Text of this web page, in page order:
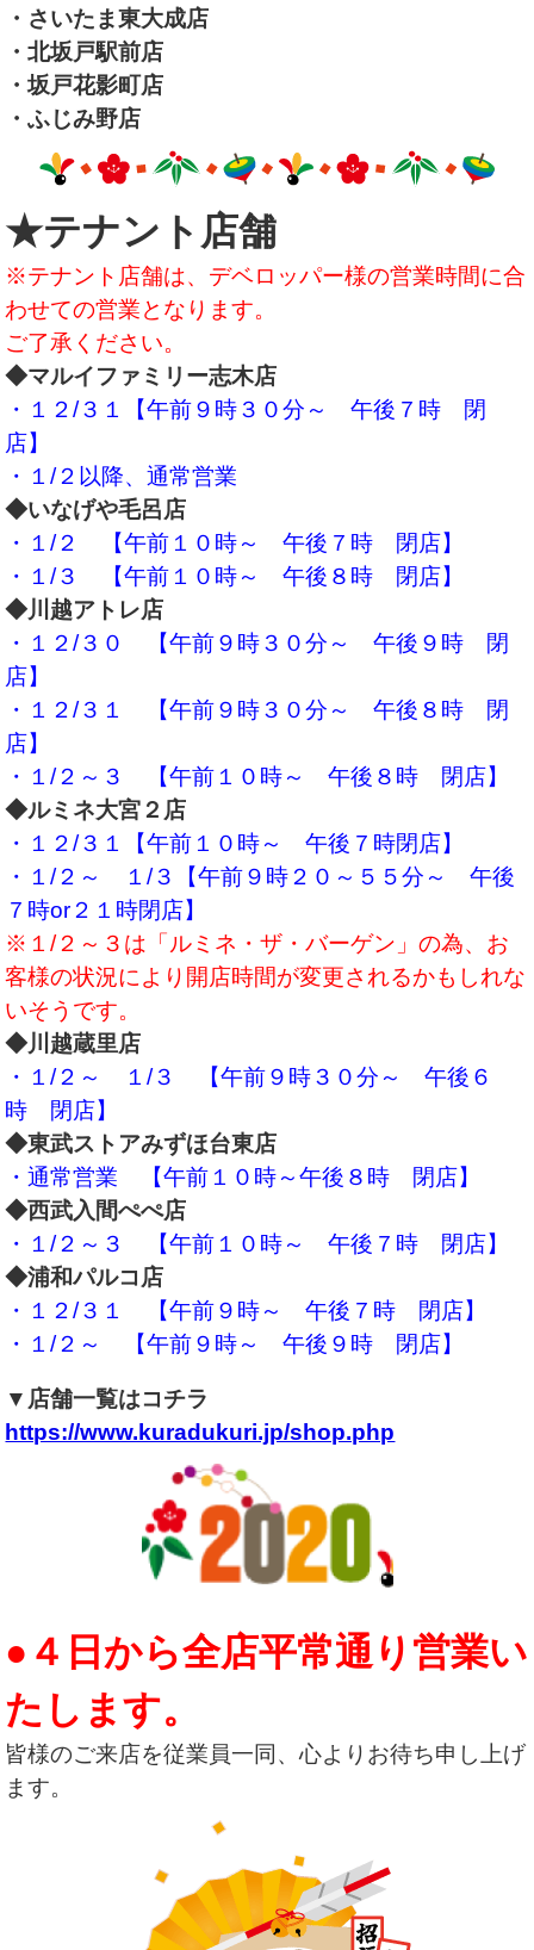
・さいたま東大成店
・北坂戸駅前店
・坂戸花影町店
・ふじみ野店
★テナント店舗
※テナント店舗は、デベロッパー様の営業時間に合
わせての営業となります。
ご了承ください。
◆マルイファミリー志木店
・１２/３１【午前９時３０分～ 午後７時 閉
店】
・１/２以降、通常営業
◆いなげや毛呂店
・１/２ 【午前１０時～ 午後７時 閉店】
・１/３ 【午前１０時～ 午後８時 閉店】
◆川越アトレ店
・１２/３０ 【午前９時３０分～ 午後９時 閉
店】
・１２/３１ 【午前９時３０分～ 午後８時 閉
店】
・１/２～３ 【午前１０時～ 午後８時 閉店】
◆ルミネ大宮２店
・１２/３１【午前１０時～ 午後７時閉店】
・１/２～ １/３【午前９時２０～５５分～ 午後
７時or２１時閉店】
※１/２～３は「ルミネ・ザ・バーゲン」の為、お
客様の状況により開店時間が変更されるかもしれな
いそうです。
◆川越蔵里店
・１/２～ １/３ 【午前９時３０分～ 午後６
時 閉店】
◆東武ストアみずほ台東店
・通常営業 【午前１０時～午後８時 閉店】
◆西武入間ぺぺ店
・１/２～３ 【午前１０時～ 午後７時 閉店】
◆浦和パルコ店
・１２/３１ 【午前９時～ 午後７時 閉店】
・１/２～ 【午前９時～ 午後９時 閉店】
▼店舗一覧はコチラ
https://www.kuradukuri.jp/shop.php
●４日から全店平常通り営業い
たします。
皆様のご来店を従業員一同、心よりお待ち申し上げ
ます。